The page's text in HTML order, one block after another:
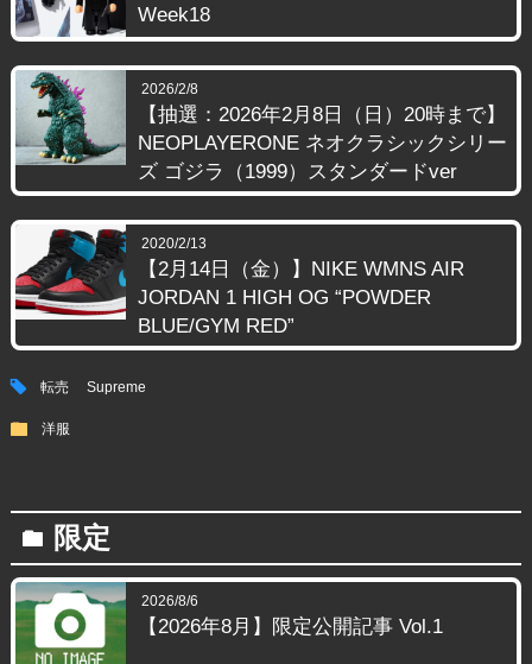
Week18
2026/2/8
【抽選：2026年2月8日（日）20時まで】
NEOPLAYERONE ネオクラシックシリー
ズ ゴジラ（1999）スタンダードver
2020/2/13
【2月14日（金）】NIKE WMNS AIR
JORDAN 1 HIGH OG “POWDER
BLUE/GYM RED”
tag 転売 Supreme
folder 洋服
folder 限定
2026/8/6
【2026年8月】限定公開記事 Vol.1